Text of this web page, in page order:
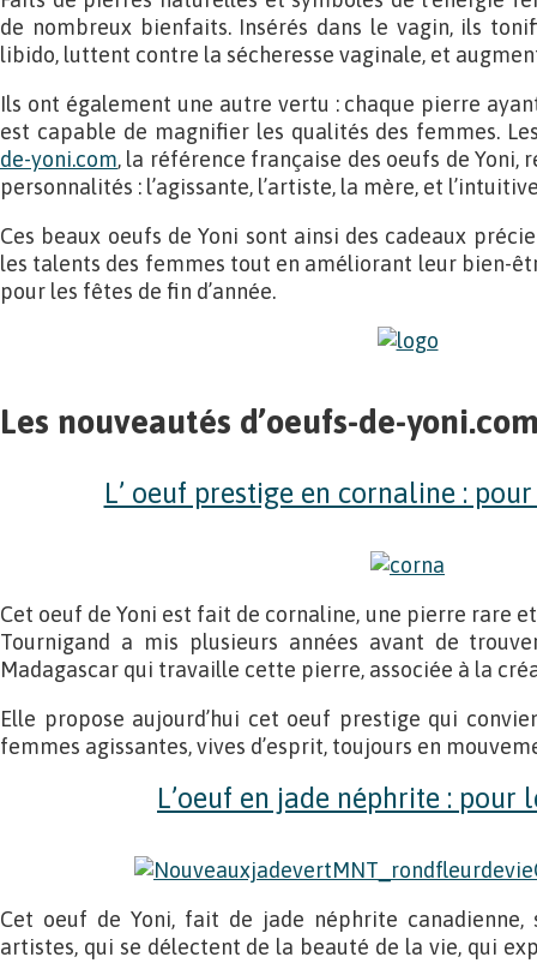
de nombreux bienfaits. Insérés dans le vagin, ils
libido, luttent contre la sécheresse vaginale, et
Ils ont également une autre vertu : chaque pierre
est capable de magnifier les qualités des femmes.
de-yoni.com, la référence française des oeufs de Yoni,
personnalités : l’agissante, l’artiste, la mère, et
Ces beaux oeufs de Yoni sont ainsi des cadeaux
les talents des femmes tout en améliorant leur bien-
pour les fêtes de fin d’année.
Les nouveautés d’oeufs-de-
L’ oeuf prestige en cornaline :
Cet oeuf de Yoni est fait de cornaline, une pierre rare
Tournigand a mis plusieurs années avant de
Madagascar qui travaille cette pierre, associée à la
Elle propose aujourd’hui cet oeuf prestige qui
femmes agissantes, vives d’esprit, toujours en
L’oeuf en jade néphrite : pour
Cet oeuf de Yoni, fait de jade néphrite
artistes, qui se délectent de la beauté de la vie, qui